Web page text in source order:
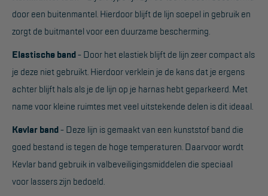
Verbindingsmiddelen
Anker middelen
ACTIES
CombiDeals
door een buitenmantel. Hierdoor blijft de lijn soepel in gebruik en
zorgt de buitmantel voor een duurzame bescherming.
Elastische band- Door het elastiek blijft de lijn zeer compact als
je deze niet gebruikt. Hierdoor verklein je de kans dat je ergens
achter blijft hals als je de lijn op je harnas hebt geparkeerd. Met
name voor kleine ruimtes met veel uitstekende delen is dit ideaal.
Kevlar band- Deze lijn is gemaakt van een kunststof band die
goed bestand is tegen de hoge temperaturen. Daarvoor wordt
Kevlar band gebruik in valbeveiligingsmiddelen die speciaal
voor lassers zijn bedoeld.